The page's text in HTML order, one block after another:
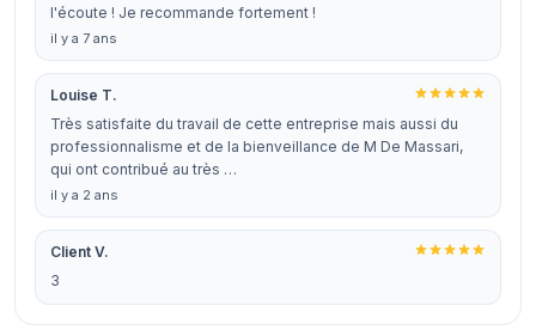
l'écoute ! Je recommande fortement !
il y a 7 ans
Louise T.
Très satisfaite du travail de cette entreprise mais aussi du
professionnalisme et de la bienveillance de M De Massari,
qui ont contribué au très …
il y a 2 ans
Client V.
3